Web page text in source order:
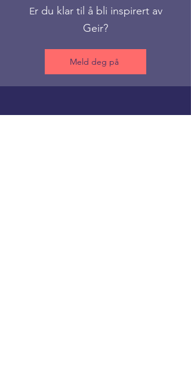
Er du klar til å bli inspirert av
Geir?
Meld deg på